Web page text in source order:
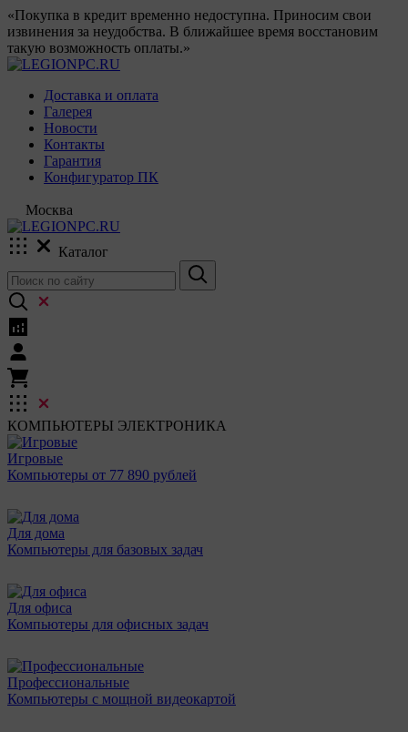
«Покупка в кредит временно недоступна. Приносим свои
извинения за неудобства. В ближайшее время восстановим
такую возможность оплаты.»
Доставка и оплата
Галерея
Новости
Контакты
Гарантия
Конфигуратор ПК
Москва
Каталог
КОМПЬЮТЕРЫ ЭЛЕКТРОНИКА
Игровые
Компьютеры от 77 890 рублей
Для дома
Компьютеры для базовых задач
Для офиса
Компьютеры для офисных задач
Профессиональные
Компьютеры с мощной видеокартой